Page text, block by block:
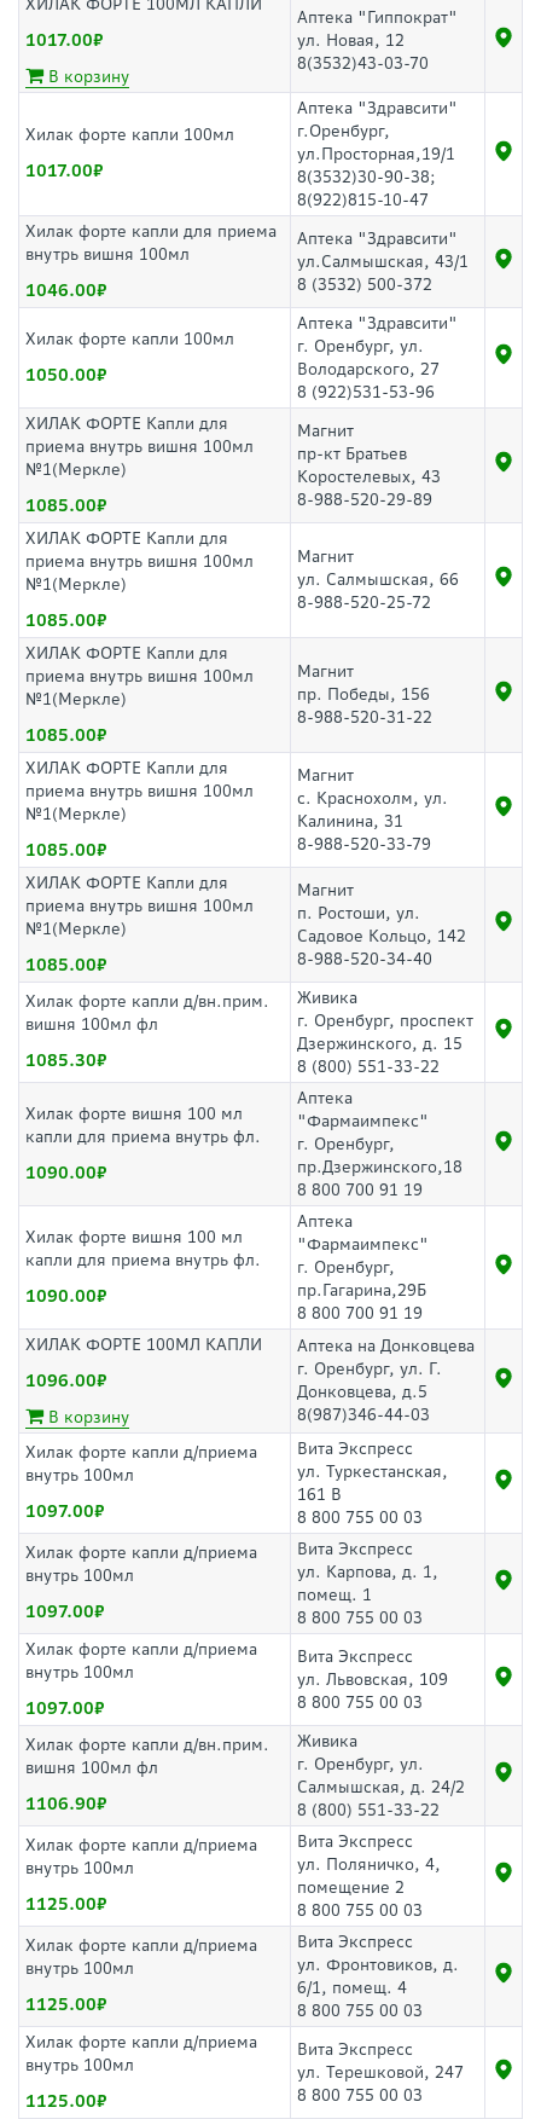
ХИЛАК ФОРТЕ 100МЛ КАПЛИ
1017.00
В корзину
Аптека "Гиппократ"
ул. Новая, 12
8(3532)43-03-70
Хилак форте капли 100мл
1017.00
Аптека "Здравсити"
г.Оренбург,
ул.Просторная,19/1
8(3532)30-90-38;
8(922)815-10-47
Хилак форте капли для приема
внутрь вишня 100мл
1046.00
Аптека "Здравсити"
ул.Салмышская, 43/1
8 (3532) 500-372
Хилак форте капли 100мл
1050.00
Аптека "Здравсити"
г. Оренбург, ул.
Володарского, 27
8 (922)531-53-96
ХИЛАК ФОРТЕ Капли для
приема внутрь вишня 100мл
№1(Меркле)
1085.00
Магнит
пр-кт Братьев
Коростелевых, 43
8-988-520-29-89
ХИЛАК ФОРТЕ Капли для
приема внутрь вишня 100мл
№1(Меркле)
1085.00
Магнит
ул. Салмышская, 66
8-988-520-25-72
ХИЛАК ФОРТЕ Капли для
приема внутрь вишня 100мл
№1(Меркле)
1085.00
Магнит
пр. Победы, 156
8-988-520-31-22
ХИЛАК ФОРТЕ Капли для
приема внутрь вишня 100мл
№1(Меркле)
1085.00
Магнит
с. Краснохолм, ул.
Калинина, 31
8-988-520-33-79
ХИЛАК ФОРТЕ Капли для
приема внутрь вишня 100мл
№1(Меркле)
1085.00
Магнит
п. Ростоши, ул.
Садовое Кольцо, 142
8-988-520-34-40
Хилак форте капли д/вн.прим.
вишня 100мл фл
1085.30
Живика
г. Оренбург, проспект
Дзержинского, д. 15
8 (800) 551-33-22
Хилак форте вишня 100 мл
капли для приема внутрь фл.
1090.00
Аптека
"Фармаимпекс"
г. Оренбург,
пр.Дзержинского,18
8 800 700 91 19
Хилак форте вишня 100 мл
капли для приема внутрь фл.
1090.00
Аптека
"Фармаимпекс"
г. Оренбург,
пр.Гагарина,29Б
8 800 700 91 19
ХИЛАК ФОРТЕ 100МЛ КАПЛИ
1096.00
В корзину
Аптека на Донковцева
г. Оренбург, ул. Г.
Донковцева, д.5
8(987)346-44-03
Хилак форте капли д/приема
внутрь 100мл
1097.00
Вита Экспресс
ул. Туркестанская,
161 В
8 800 755 00 03
Хилак форте капли д/приема
внутрь 100мл
1097.00
Вита Экспресс
ул. Карпова, д. 1,
помещ. 1
8 800 755 00 03
Хилак форте капли д/приема
внутрь 100мл
1097.00
Вита Экспресс
ул. Львовская, 109
8 800 755 00 03
Хилак форте капли д/вн.прим.
вишня 100мл фл
1106.90
Живика
г. Оренбург, ул.
Салмышская, д. 24/2
8 (800) 551-33-22
Хилак форте капли д/приема
внутрь 100мл
1125.00
Вита Экспресс
ул. Поляничко, 4,
помещение 2
8 800 755 00 03
Хилак форте капли д/приема
внутрь 100мл
1125.00
Вита Экспресс
ул. Фронтовиков, д.
6/1, помещ. 4
8 800 755 00 03
Хилак форте капли д/приема
внутрь 100мл
1125.00
Вита Экспресс
ул. Терешковой, 247
8 800 755 00 03